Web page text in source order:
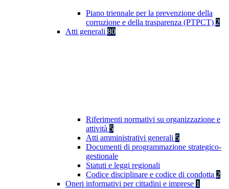
Piano triennale per la prevenzione della
corruzione e della trasparenza (PTPCT) 2
Atti generali 80
Riferimenti normativi su organizzazione e
attività 5
Atti amministrativi generali 5
Documenti di programmazione strategico-
gestionale
Statuti e leggi regionali
Codice disciplinare e codice di condotta 2
Oneri informativi per cittadini e imprese 1